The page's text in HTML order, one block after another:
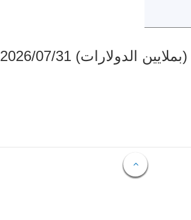
2026/07/31